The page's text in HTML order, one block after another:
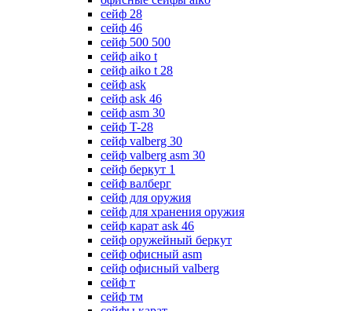
сейф 28
сейф 46
сейф 500 500
сейф aiko t
сейф aiko t 28
сейф ask
сейф ask 46
сейф asm 30
сейф T-28
сейф valberg 30
сейф valberg asm 30
сейф беркут 1
сейф валберг
сейф для оружия
сейф для хранения оружия
сейф карат ask 46
сейф оружейный беркут
сейф офисный asm
сейф офисный valberg
сейф т
сейф тм